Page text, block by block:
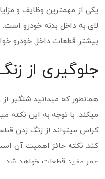
یکی از مهم­ترین وظایف و
لای به داخل بدنه خودرو
بیشتر قطعات داخل خودرو
جلوگیری از
همانطور که می­دانید شلگیر
می­کند. با توجه به این
کراس می­تواند از زنگ زدن
کند. نکته حائز اهمیت آن
عمر مفید قطعات خواهد شد.